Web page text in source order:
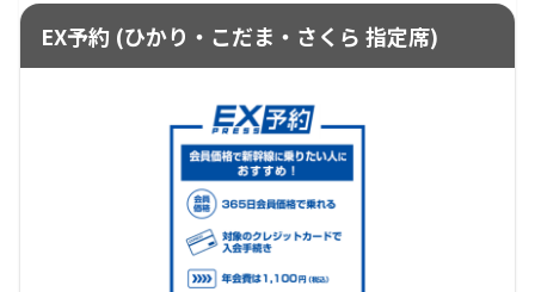
EX予約 (ひかり・こだま・さくら 指定席)